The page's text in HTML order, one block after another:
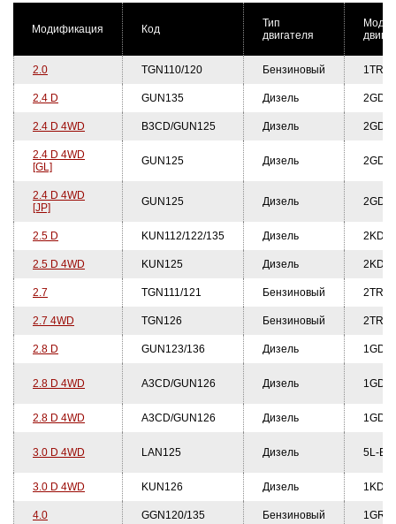
Модификация Код
Тип
двигателя
2.0 TGN110/120 Бензиновый 1TR-
2.4 D GUN135 Дизель 2GD-
2.4 D 4WD B3CD/GUN125 Дизель 2GD-
2.4 D 4WD
[GL]
GUN125 Дизель 2GD-
2.4 D 4WD
[JP]
GUN125 Дизель 2GD-
2.5 D KUN112/122/135 Дизель 2KD-
2.5 D 4WD KUN125 Дизель 2KD-
2.7 TGN111/121 Бензиновый 2TR-
2.7 4WD TGN126 Бензиновый 2TR-
2.8 D GUN123/136 Дизель 1GD-
2.8 D 4WD A3CD/GUN126 Дизель 1GD-
2.8 D 4WD A3CD/GUN126 Дизель 1GD-
3.0 D 4WD LAN125 Дизель 5L-E
3.0 D 4WD KUN126 Дизель 1KD-
4.0 GGN120/135 Бензиновый 1GR-